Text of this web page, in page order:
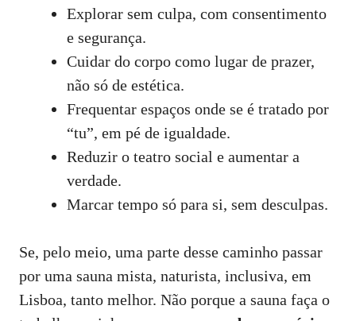
Explorar sem culpa, com consentimento
e segurança.
Cuidar do corpo como lugar de prazer,
não só de estética.
Frequentar espaços onde se é tratado por
“tu”, em pé de igualdade.
Reduzir o teatro social e aumentar a
verdade.
Marcar tempo só para si, sem desculpas.
Se, pelo meio, uma parte desse caminho passar
por uma sauna mista, naturista, inclusiva, em
Lisboa, tanto melhor. Não porque a sauna faça o